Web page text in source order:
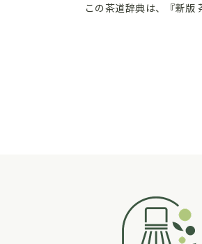
この茶道辞典は、『新版